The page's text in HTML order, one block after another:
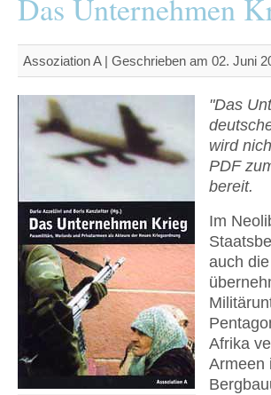
Das Unternehmen
Assoziation A | Geschrieben am 02. Juni
"Das
wird
PDF
bereit.
Im
auch
Afrika
Armeen